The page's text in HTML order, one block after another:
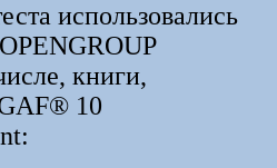
использовались
книги,
10